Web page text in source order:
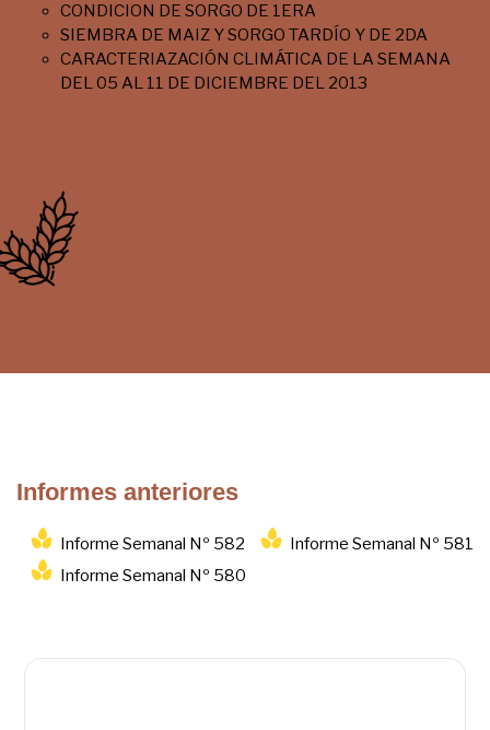
CONDICION DE SORGO DE 1ERA
SIEMBRA DE MAIZ Y SORGO TARDÍO Y DE 2DA
CARACTERIAZACIÓN CLIMÁTICA DE LA SEMANA
DEL 05 AL 11 DE DICIEMBRE DEL 2013
Informes anteriores
Informe Semanal Nº 582
Informe Semanal Nº 581
Informe Semanal Nº 580